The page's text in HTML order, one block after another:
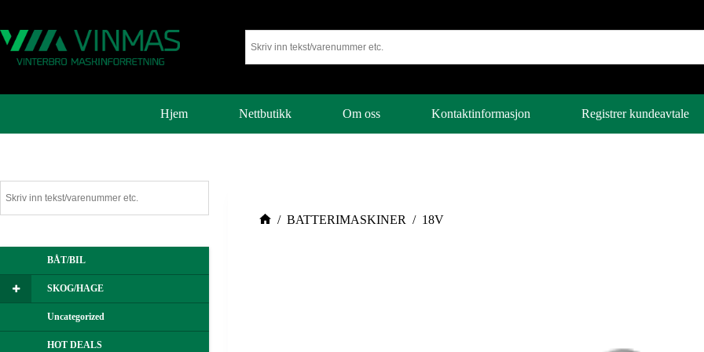
Hjem Nettbutikk Om oss Kontaktinformasjon Registrer kundeavtale
/ BATTERIMASKINER / 18V
BÅT/BIL
SKOG/HAGE
Uncategorized
HOT DEALS